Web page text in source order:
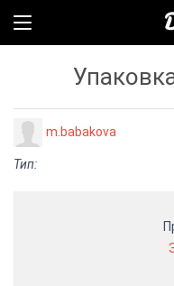
m.babakova
Тип: